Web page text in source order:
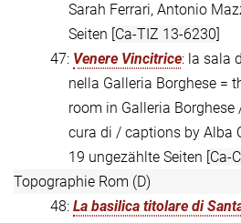
Sarah Ferrari, Antonio
Seiten [Ca-TIZ 13-6230]
47: Venere Vincitrice: la sala
nella Galleria Borghese =
room in Galleria
cura di / captions by Alba
19 ungezählte Seiten [Ca-
Topographie Rom (D)
48: La basilica titolare di